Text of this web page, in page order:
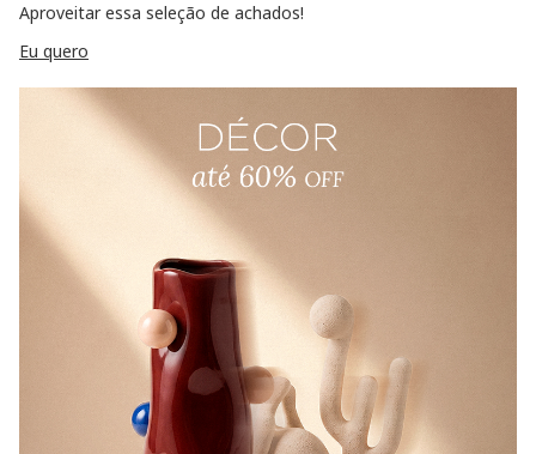
Aproveitar essa seleção de achados!
Eu quero